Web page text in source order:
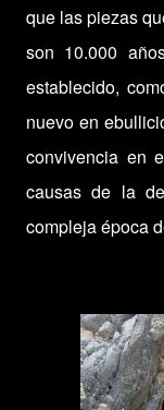
que las piezas
son 10.000
establecido,
nuevo en
convivencia en
causas de la
compleja época